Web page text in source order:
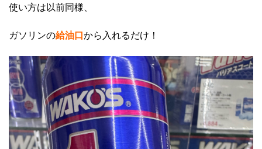
使い方は以前同様、
ガソリンの給油口から入れるだけ！